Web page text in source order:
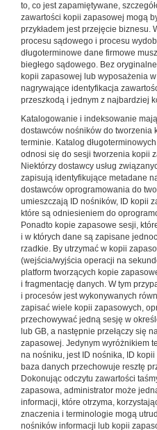
to, co jest zapamiętywane,
zawartości kopii zapasowej mogą
przykładem jest przejęcie biznesu.
procesu sądowego i procesu
długoterminowe dane firmowe
biegłego sądowego. Bez
kopii zapasowej lub wyposażenia
nagrywające identyfikacja
przeszkodą i jednym z najbardziej
Katalogowanie i indeksowanie
dostawców nośników do tworzenia
terminie. Katalog
odnosi się do sesji tworzenia kopii
Niektórzy dostawcy usług
zapisują identyfikujące metadane
dostawców oprogramowania do
umieszczają ID nośników, ID kopii
które są odniesieniem do
Ponadto kopie zapasowe sesji,
i w których dane są zapisane
rzadkie. By utrzymać w kopii
(wejścia/wyjścia operacji na
platform tworzących kopie
i fragmentację danych. W tym
i procesów jest wykonywanych
zapisać wiele kopii zapasowych,
przechowywać jedną sesję w
lub GB, a następnie przełączy się
zapasowej. Jedynym wyróżnikiem
na nośniku, jest ID nośnika, ID
baza danych przechowuje resztę
Dokonując odczytu zawartości
zapasowa, administrator może
informacji, które otrzyma,
znaczenia i terminologie mogą
nośników informacji lub kopii